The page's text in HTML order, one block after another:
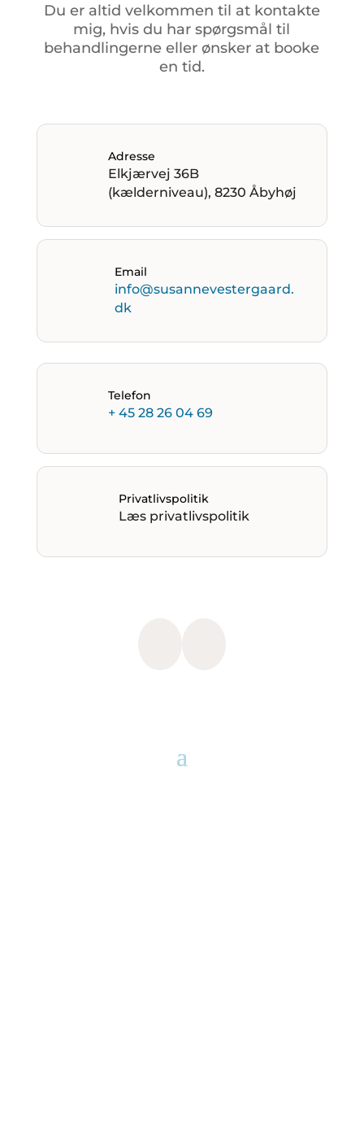
Du er altid velkommen til at kontakte
mig, hvisdu harspørgsmåltil
behandlingerneellerønsker at booke
en tid.
Adresse
Elkjærvej 36B
(kælderniveau), 8230 Åbyhøj
Email
info@susannevestergaard.
dk
Telefon
+ 45 28 26 04 69
Privatlivspolitik
Læs privatlivspolitik